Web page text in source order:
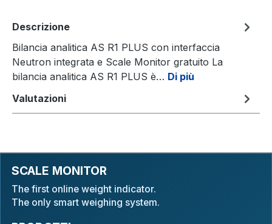
Descrizione
Bilancia analitica AS R1 PLUS con interfaccia
Neutron integrata e Scale Monitor gratuito La
bilancia analitica AS R1 PLUS è… Di più
Valutazioni
SCALE MONITOR
The first online weight indicator.
The only smart weighing system.